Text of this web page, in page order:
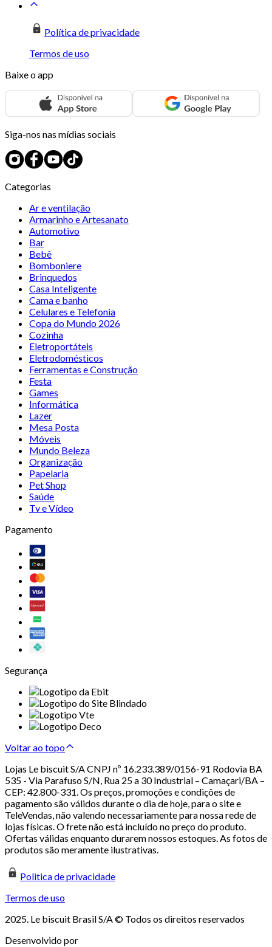
Política de privacidade
Termos de uso
Baixe o app
Siga-nos nas mídias sociais
Categorias
Ar e ventilação
Armarinho e Artesanato
Automotivo
Bar
Bebê
Bomboniere
Brinquedos
Casa Inteligente
Cama e banho
Celulares e Telefonia
Copa do Mundo 2026
Cozinha
Eletroportáteis
Eletrodomésticos
Ferramentas e Construção
Festa
Games
Informática
Lazer
Mesa Posta
Móveis
Mundo Beleza
Organização
Papelaria
Pet Shop
Saúde
Tv e Vídeo
Pagamento
Segurança
Voltar ao topo
Lojas Le biscuit S/A CNPJ nº 16.233.389/0156-91 Rodovia BA
535 - Via Parafuso S/N, Rua 25 a 30 Industrial – Camaçari/BA –
CEP: 42.800-331. Os preços, promoções e condições de
pagamento são válidos durante o dia de hoje, para o site e
TeleVendas, não valendo necessariamente para nossa rede de
lojas físicas. O frete não está incluído no preço do produto.
Ofertas válidas enquanto durarem nossos estoques. As fotos de
produtos são meramente ilustrativas.
Politica de privacidade
Termos de uso
2025. Le biscuit Brasil S/A © Todos os direitos reservados
Desenvolvido por